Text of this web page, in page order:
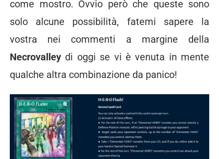
come mostro. Ovvio però che queste sono
solo alcune possibilità, fatemi sapere la
vostra nei commenti a margine della
Necrovalley di oggi se vi è venuta in mente
qualche altra combinazione da panico!